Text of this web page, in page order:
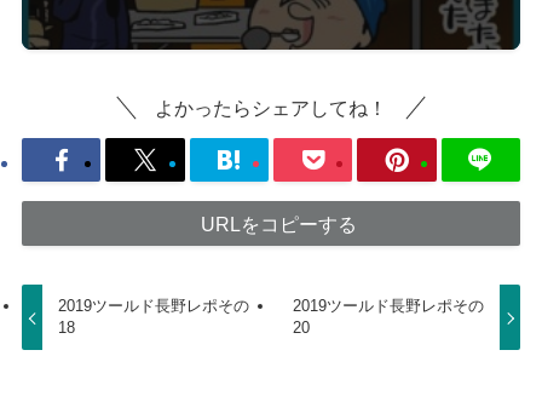
よかったらシェアしてね！
URLをコピーする
2019ツールド長野レポその
18
2019ツールド長野レポその
20